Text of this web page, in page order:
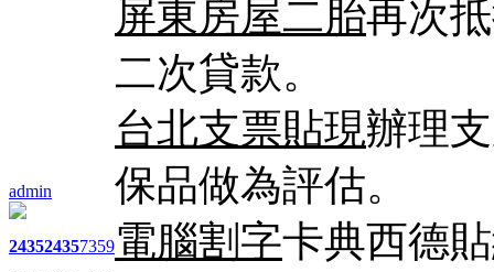
admin
243524357359
屏東房屋二胎再次
二次貸款。
台北支票貼現辦理
保品做為評估。
電腦割字卡典西德